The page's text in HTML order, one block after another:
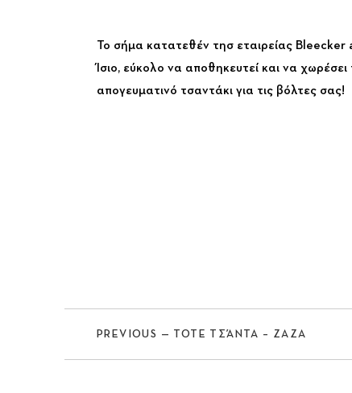
Το σήμα κατατεθέν τησ εταιρείας Bleecker
Ίσιο, εύκολο να αποθηκευτεί και να
απογευματινό τσαντάκι για τις βόλτες σας!
PREVIOUS — TOTE ΤΣΆΝΤΑ – ZAZA